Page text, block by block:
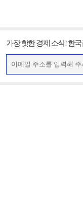
가장 핫한 경제 소식! 한